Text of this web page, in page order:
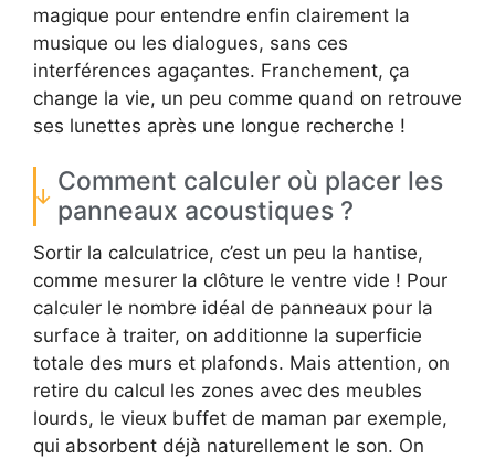
magique pour entendre enfin clairement la
musique ou les dialogues, sans ces
interférences agaçantes. Franchement, ça
change la vie, un peu comme quand on retrouve
ses lunettes après une longue recherche !
Comment calculer où placer les
panneaux acoustiques ?
Sortir la calculatrice, c’est un peu la hantise,
comme mesurer la clôture le ventre vide ! Pour
calculer le nombre idéal de panneaux pour la
surface à traiter, on additionne la superficie
totale des murs et plafonds. Mais attention, on
retire du calcul les zones avec des meubles
lourds, le vieux buffet de maman par exemple,
qui absorbent déjà naturellement le son. On